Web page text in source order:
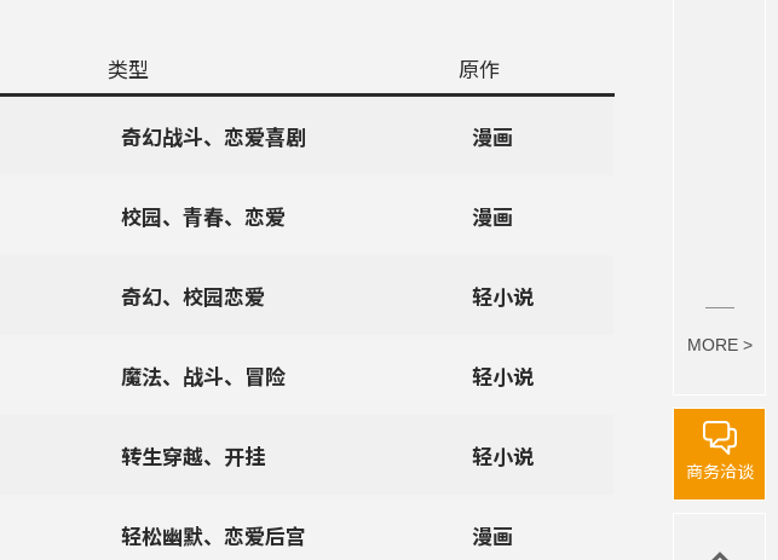
类型 原作
奇幻战斗、恋爱喜剧 漫画
校园、青春、恋爱 漫画
奇幻、校园恋爱 轻小说
魔法、战斗、冒险 轻小说
转生穿越、开挂 轻小说
轻松幽默、恋爱后宫 漫画
MORE >
商务洽谈